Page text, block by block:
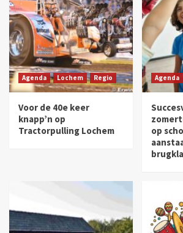
Agenda Lochem Regio
Voor de 40e keer
knapp’n op
Tractorpulling Lochem
Agenda
op